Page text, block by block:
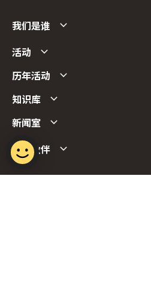
我们是谁
活动
历年活动
知识库
新闻室
合作伙伴